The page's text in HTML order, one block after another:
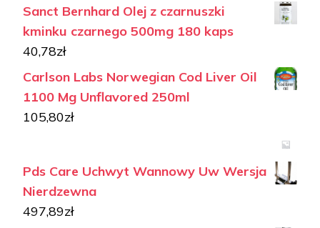
Sanct Bernhard Olej z czarnuszki
kminku czarnego 500mg 180 kaps
40,78zł
Carlson Labs Norwegian Cod Liver Oil
1100 Mg Unflavored 250ml
105,80zł
Pds Care Uchwyt Wannowy Uw Wersja
Nierdzewna
497,89zł